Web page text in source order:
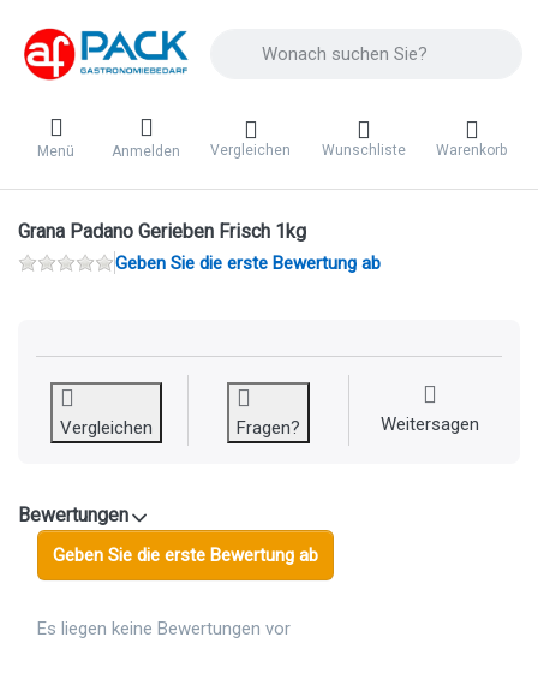
Menü Anmelden Vergleichen Wunschliste Warenkorb
Grana Padano Gerieben Frisch 1kg
Geben Sie die erste Bewertung ab
Vergleichen Fragen? Weitersagen
Bewertungen
Geben Sie die erste Bewertung ab
Es liegen keine Bewertungen vor